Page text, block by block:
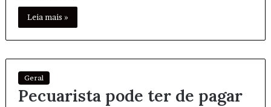
Leia mais »
Geral
Pecuarista pode ter de pagar